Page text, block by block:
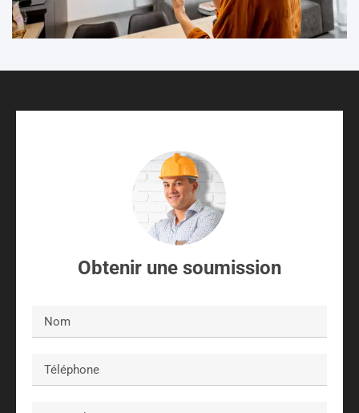
Obtenir une soumission